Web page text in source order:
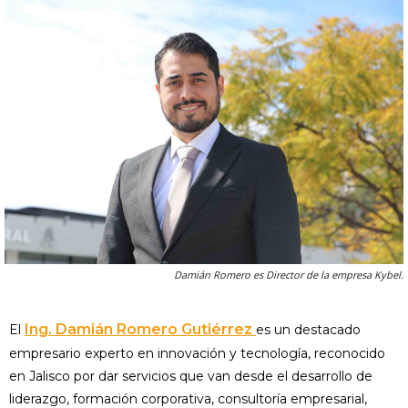
Damián Romero es Director de la empresa Kybel.
El Ing. Damián Romero Gutiérrez es un destacado
empresario experto en innovación y tecnología, reconocido
en Jalisco por dar servicios que van desde el desarrollo de
liderazgo, formación corporativa, consultoría empresarial,